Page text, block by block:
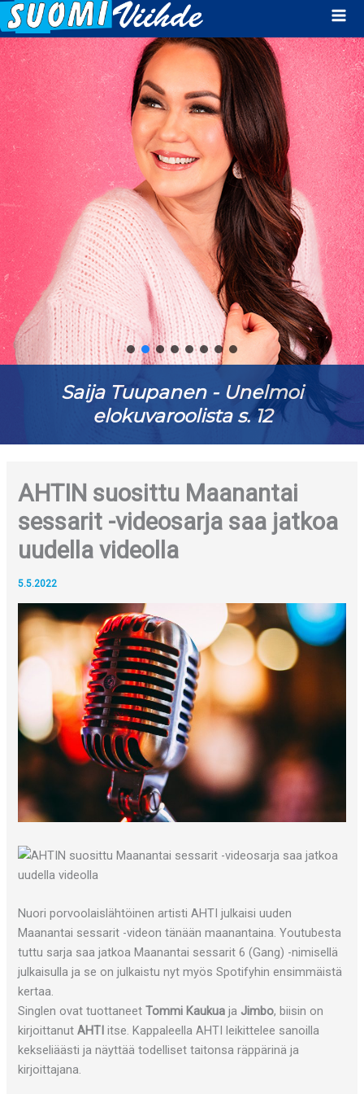
Saija Tuupanen - Unelmoi
elokuvaroolista s. 12
AHTIN suosittu Maanantai
sessarit -videosarja saa jatkoa
uudella videolla
5.5.2022
Nuori porvoolaislähtöinen artisti AHTI julkaisi uuden
Maanantai sessarit -videon tänään maanantaina. Youtubesta
tuttu sarja saa jatkoa Maanantai sessarit 6 (Gang) -nimisellä
julkaisulla ja se on julkaistu nyt myös Spotifyhin ensimmäistä
kertaa.
Singlen ovat tuottaneet Tommi Kaukua ja Jimbo, biisin on
kirjoittanutAHTI itse. Kappaleella AHTI leikittelee sanoilla
kekseliäästi ja näyttää todelliset taitonsa räppärinä ja
kirjoittajana.